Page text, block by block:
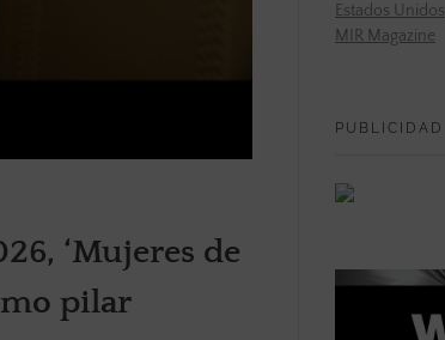
‘Mujeres de
pilar
Estados Unidos
MIR Magazine
PUBLICIDAD